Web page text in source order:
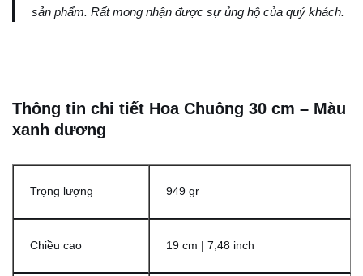
sản phẩm. Rất mong nhận được sự ủng hộ của quý khách.
Thông tin chi tiết Hoa Chuông 30 cm – Màu
xanh dương
Trọng lượng 949 gr
Chiều cao 19 cm | 7,48 inch